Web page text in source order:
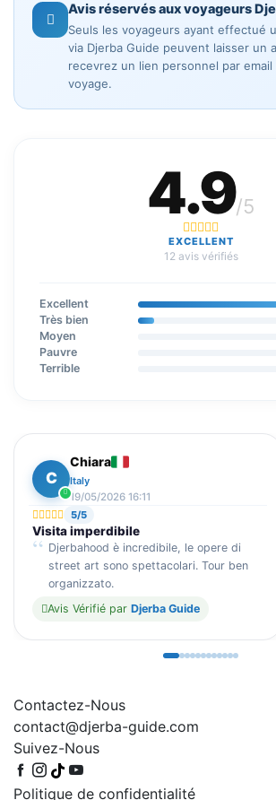
Avis réservés aux voyageurs
Seuls les voyageurs ayant effectué
via Djerba Guide peuvent laisser un
recevrez un lien personnel par
voyage.
4.9/5
EXCELLENT
12 avis vérifiés
Excellent
Très bien
Moyen
Pauvre
Terrible
C
Chiara
Italy
19/05/2026 16:11
5/5
Visita imperdibile
Djerbahood è incredibile, le opere di
street art sono spettacolari. Tour ben
organizzato.
Avis Vérifié par Djerba Guide
Contactez-Nous
contact@djerba-guide.com
Suivez-Nous
Politique de confidentialité